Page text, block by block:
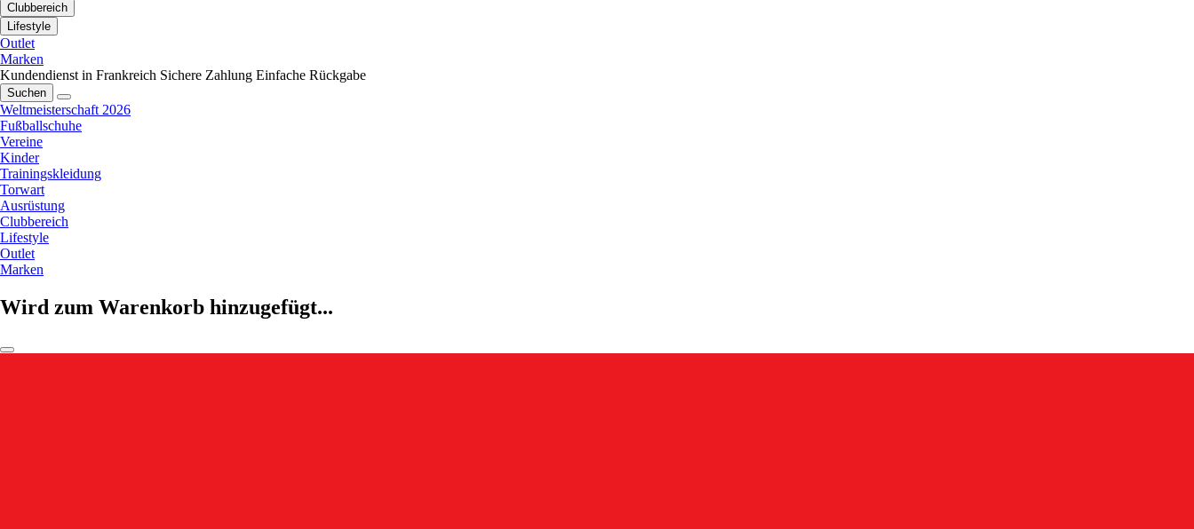
Clubbereich
Lifestyle
Outlet
Marken
Kundendienst in Frankreich Sichere Zahlung Einfache Rückgabe
Suchen
Weltmeisterschaft 2026
Fußballschuhe
Vereine
Kinder
Trainingskleidung
Torwart
Ausrüstung
Clubbereich
Lifestyle
Outlet
Marken
Wird zum Warenkorb hinzugefügt...